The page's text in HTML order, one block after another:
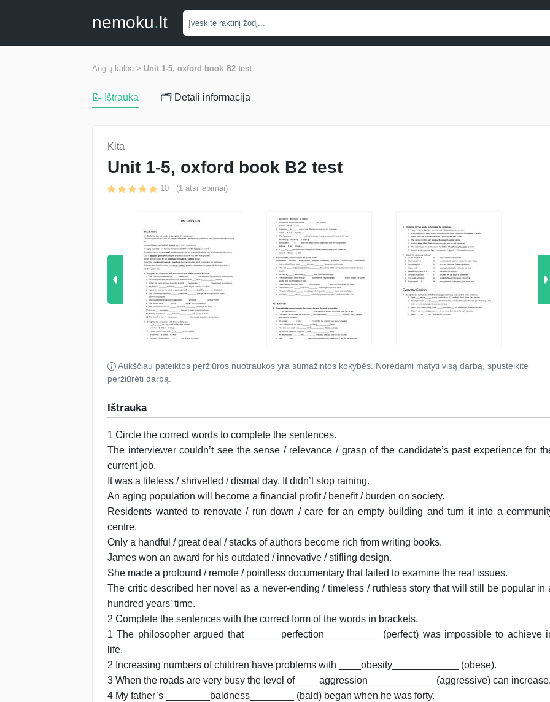
nemoku.lt
Anglų kalba > Unit 1-5, oxford book B2 test
📝 Ištrauka 🗂️ Detali informacija
Kita
Unit 1-5, oxford book B2 test
10 (1 atsiliepimai)
Aukščiau pateiktos peržiūros nuotraukos yra sumažintos kokybės. Norėdami matyti visą darbą, spustelkite
peržiūrėti darbą.
Ištrauka
1 Circle the correct words to complete the sentences.
The interviewer couldn’t see the sense / relevance / grasp of the candidate’s past experience for
current job.
It was a lifeless / shrivelled / dismal day. It didn’t stop raining.
An aging population will become a financial profit / benefit / burden on society.
Residents wanted to renovate / run down / care for an empty building and turn it into a
centre.
Only a handful / great deal / stacks of authors become rich from writing books.
James won an award for his outdated / innovative / stifling design.
She made a profound / remote / pointless documentary that failed to examine the real issues.
The critic described her novel as a never-ending / timeless / ruthless story that will still be popular in
hundred years’ time.
2 Complete the sentences with the correct form of the words in brackets.
1 The philosopher argued that ______perfection__________ (perfect) was impossible to achieve
life.
2 Increasing numbers of children have problems with ____obesity____________ (obese).
3 When the roads are very busy the level of ____aggression____________ (aggressive) can
4 My father’s ________baldness________ (bald) began when he was forty.